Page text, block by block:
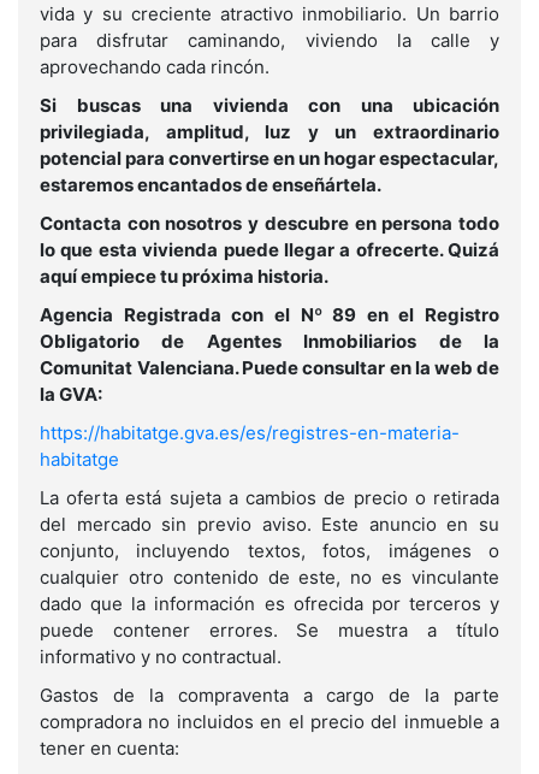
vida y su creciente atractivo inmobiliario. Un barrio
para disfrutar caminando, viviendo la calle y
aprovechando cada rincón.
Si buscas una vivienda con una ubicación
privilegiada, amplitud, luz y un extraordinario
potencial para convertirse en un hogar espectacular,
estaremos encantados de enseñártela.
Contacta con nosotros y descubre en persona todo
lo que esta vivienda puede llegar a ofrecerte. Quizá
aquí empiece tu próxima historia.
Agencia Registrada con el Nº 89 en el Registro
Obligatorio de Agentes Inmobiliarios de la
Comunitat Valenciana. Puede consultar en la web de
la GVA:
https://habitatge.gva.es/es/registres-en-materia-
habitatge
La oferta está sujeta a cambios de precio o retirada
del mercado sin previo aviso. Este anuncio en su
conjunto, incluyendo textos, fotos, imágenes o
cualquier otro contenido de este, no es vinculante
dado que la información es ofrecida por terceros y
puede contener errores. Se muestra a título
informativo y no contractual.
Gastos de la compraventa a cargo de la parte
compradora no incluidos en el precio del inmueble a
tener en cuenta: